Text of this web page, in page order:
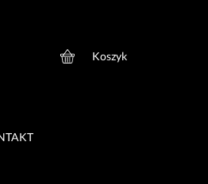
Koszyk